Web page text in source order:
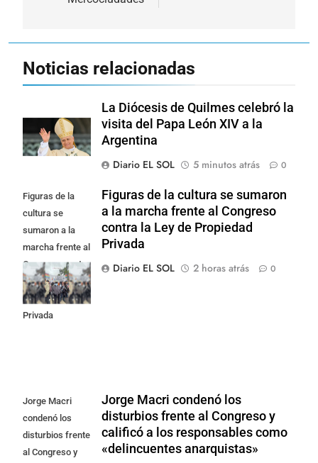
Noticias relacionadas
La Diócesis de Quilmes celebró la
visita del Papa León XIV a la
Argentina
Diario EL SOL
5 minutos atrás 0
Figuras de la
cultura se
sumaron a la
marcha frente al
Congreso contra
la Ley de
Propiedad
Privada
Figuras de la cultura se sumaron
a la marcha frente al Congreso
contra la Ley de Propiedad
Privada
Diario EL SOL
2 horas atrás 0
Jorge Macri
condenó los
disturbios frente
al Congreso y
Jorge Macri condenó los
disturbios frente al Congreso y
calificó a los responsables como
«delincuentes anarquistas»